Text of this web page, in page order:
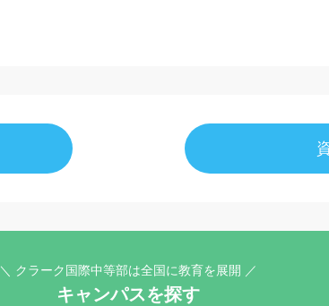
＼ クラーク国際中等部は全国に教育を展開 ／
キャンパスを探す